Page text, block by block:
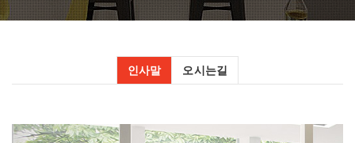
인사말 오시는길